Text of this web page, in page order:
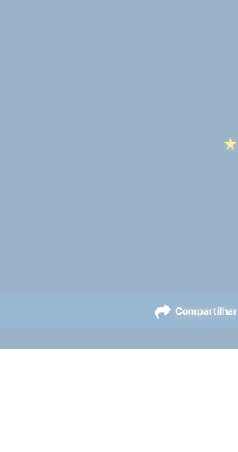
★
Compartilhar